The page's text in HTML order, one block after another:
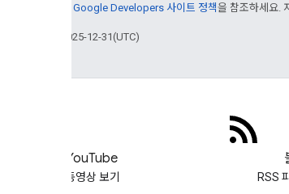
Google Developers 사이트 정책을 참조하세요.
최종 업데이트: 2025-12-31(UTC)
YouTube
동영상 보기 RSS